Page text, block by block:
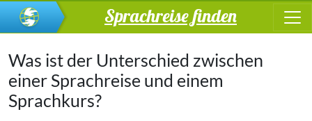
Sprachreise finden
Was ist der Unterschied zwischen
einer Sprachreise und einem
Sprachkurs?